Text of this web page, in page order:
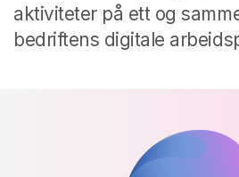
aktiviteter på ett og
bedriftens digitale